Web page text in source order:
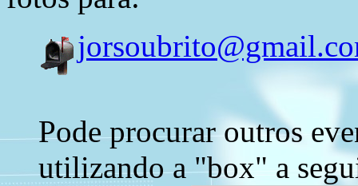
Pode procurar outros
utilizando a "box" a